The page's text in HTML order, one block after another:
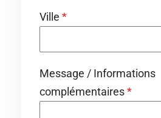
Ville *
Message / Informations
complémentaires*